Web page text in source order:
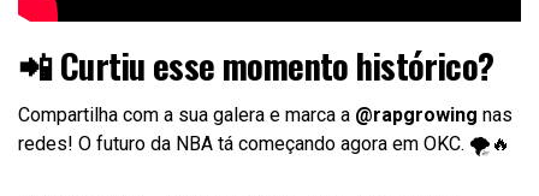
📲 Curtiu esse momento histórico?
Compartilha com a sua galera e marca a @rapgrowing nas
redes! O futuro da NBA tá começando agora em OKC. 🌪️🔥